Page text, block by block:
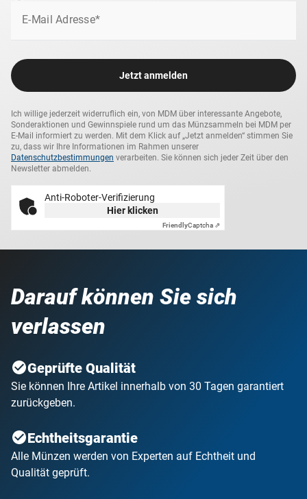
E-Mail Adresse*
Jetzt anmelden
Ich willige jederzeit widerruflich ein, von MDM über interessante Angebote,
Sonderaktionen und Gewinnspiele rund um das Münzsammeln bei MDM per
E-Mail informiert zu werden. Mit dem Klick auf „Jetzt anmelden“ stimmen Sie
zu, dass wir Ihre Informationen im Rahmen unserer
Datenschutzbestimmungen verarbeiten. Sie können sich jeder Zeit über den
Newsletter abmelden.
Anti-Roboter-Verifizierung
Hier klicken
FriendlyCaptcha ⇗
Darauf können Sie sich
verlassen
Geprüfte Qualität
Sie können Ihre Artikel innerhalb von 30 Tagen garantiert
zurückgeben.
Echtheitsgarantie
Alle Münzen werden von Experten auf Echtheit und
Qualität geprüft.